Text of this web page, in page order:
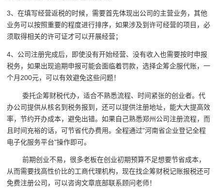
3、在填写经营返税的时候，需要首先体现出公司的主营业务，其他
业务可以按照重要的程度进行排序，如果涉及到许可经营的项目，必
须取得相关的许可证才可以开展经营；
4、公司注册完成后，即使没有开始经营、没有收入也需要按时申报
税务，如果出现逾期申报可能会面临着罚款，选择企筹企服代账， 一
个月200元，可以有效避免这些问题！
委托企筹财税代办，适合不熟悉流程、时间紧张的创业者。代
办公司提供从核名到税务报到，还可以提供注册地址，能大大提高效
率，节约开办成本，避免出错。如果自己熟悉郑州公司注册流程，而
且时间充裕的话，可节省代办费用。全程通过"河南省企业登记全程
电子化服务平台"操作即可。
前期创业不易，很多老板在创业初期预算不足想要节省成本，
从而需要找高性价比的工商代理机构，现在找企筹财税记账报税还可
免费注册公司，可以咨询文章底部联系顾问老师！